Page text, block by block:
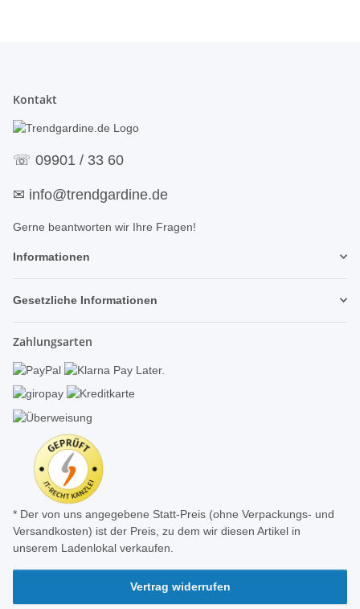
Kontakt
☏ 09901 / 33 60
✉ info@trendgardine.de
Gerne beantworten wir Ihre Fragen!
Informationen
Gesetzliche Informationen
Zahlungsarten
* Der von uns angegebene Statt-Preis (ohne Verpackungs- und
Versandkosten) ist der Preis, zu dem wir diesen Artikel in
unserem Ladenlokal verkaufen.
Vertrag widerrufen